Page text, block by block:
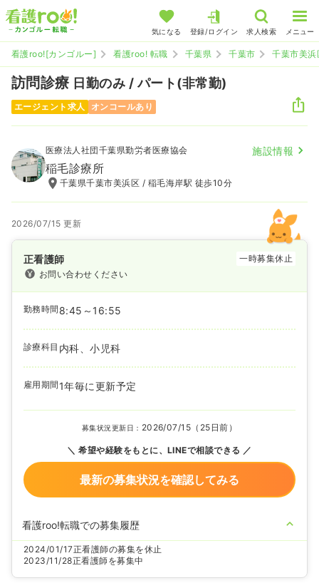
気になる 登録/ログイン 求人検索 メニュー
看護roo![カンゴルー] 看護roo! 転職 千葉県 千葉市 千葉市美浜
訪問診療 日勤のみ / パート(非常勤)
エージェント求人 オンコールあり
医療法人社団千葉県勤労者医療協会 施設情報
稲毛診療所
千葉県千葉市美浜区 / 稲毛海岸駅 徒歩10分
2026/07/15 更新
正看護師
一時募集休止
お問い合わせください
勤務時間 8:45～16:55
診療科目 内科、小児科
雇用期間 1年毎に更新予定
募集状況更新日： 2026/07/15（25日前）
希望や経験をもとに、LINEで相談できる
最新の募集状況を確認してみる
看護roo!転職での募集履歴
2024/01/17正看護師の募集を休止
2023/11/28正看護師を募集中